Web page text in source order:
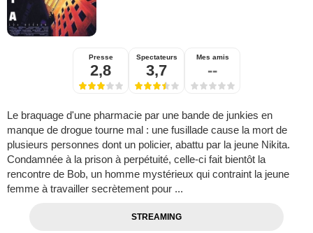
Presse
2,8
Spectateurs
3,7
Mes amis
--
Le braquage d'une pharmacie par une bande de junkies en
manque de drogue tourne mal : une fusillade cause la mort de
plusieurs personnes dont un policier, abattu par la jeune Nikita.
Condamnée à la prison à perpétuité, celle-ci fait bientôt la
rencontre de Bob, un homme mystérieux qui contraint la jeune
femme à travailler secrètement pour ...
STREAMING